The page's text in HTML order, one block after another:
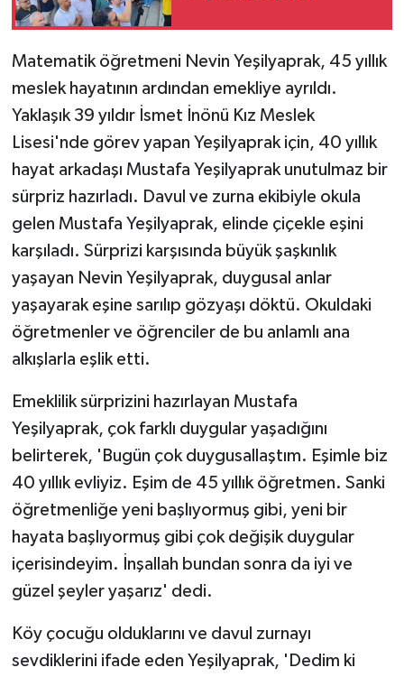
Matematik öğretmeni Nevin Yeşilyaprak, 45 yıllık
meslek hayatının ardından emekliye ayrıldı.
Yaklaşık 39 yıldır İsmet İnönü Kız Meslek
Lisesi'nde görev yapan Yeşilyaprak için, 40 yıllık
hayat arkadaşı Mustafa Yeşilyaprak unutulmaz bir
sürpriz hazırladı. Davul ve zurna ekibiyle okula
gelen Mustafa Yeşilyaprak, elinde çiçekle eşini
karşıladı. Sürprizi karşısında büyük şaşkınlık
yaşayan Nevin Yeşilyaprak, duygusal anlar
yaşayarak eşine sarılıp gözyaşı döktü. Okuldaki
öğretmenler ve öğrenciler de bu anlamlı ana
alkışlarla eşlik etti.
Emeklilik sürprizini hazırlayan Mustafa
Yeşilyaprak, çok farklı duygular yaşadığını
belirterek, 'Bugün çok duygusallaştım. Eşimle biz
40 yıllık evliyiz. Eşim de 45 yıllık öğretmen. Sanki
öğretmenliğe yeni başlıyormuş gibi, yeni bir
hayata başlıyormuş gibi çok değişik duygular
içerisindeyim. İnşallah bundan sonra da iyi ve
güzel şeyler yaşarız' dedi.
Köy çocuğu olduklarını ve davul zurnayı
sevdiklerini ifade eden Yeşilyaprak, 'Dedim ki